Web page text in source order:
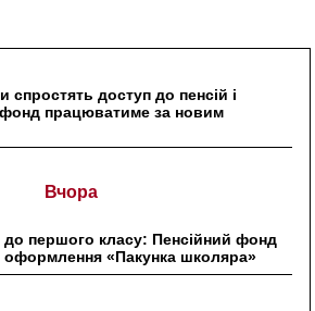
доступ до пенсій і
працюватиме за новим
Вчора
до першого класу: Пенсійний фонд
«Пакунка школяра»